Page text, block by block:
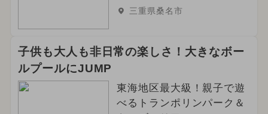
三重県桑名市
子供も大人も非日常の楽しさ！大きなボー
ルプールにJUMP
東海地区最大級！親子で遊
べるトランポリンパーク＆